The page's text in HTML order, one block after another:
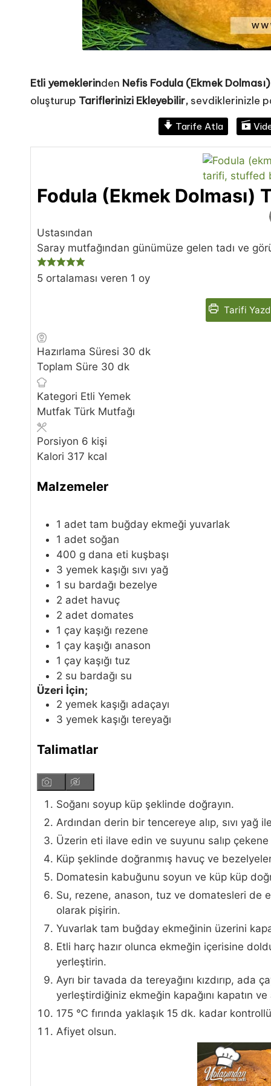
Etli yemeklerinden Nefis Fodula (Ekmek
oluşturup Tariflerinizi Ekleyebilir, sevdiklerinizle
Tarife Atla
Fodula (Ekmek Dolması)
Ustasından
Saray mutfağından günümüze gelen tadı ve
5 ortalaması veren 1 oy
Tarifi
Hazırlama Süresi 30 dakika
dk
Toplam Süre 30 dakika
dk
Kategori Etli Yemek
Mutfak Türk Mutfağı
Porsiyon 6 kişi
Kalori 317 kcal
Malzemeler
1 adet tam buğday ekmeği yuvarlak
1 adet soğan
400 g dana eti kuşbaşı
3 yemek kaşığı sıvı yağ
1 su bardağı bezelye
2 adet havuç
2 adet domates
1 çay kaşığı rezene
1 çay kaşığı anason
1 çay kaşığı tuz
2 su bardağı su
Üzeri İçin;
2 yemek kaşığı adaçayı
3 yemek kaşığı tereyağı
Talimatlar
Soğanı soyup küp şeklinde doğrayın.
Ardından derin bir tencereye alıp, sıvı yağ
Üzerin eti ilave edin ve suyunu salıp
Küp şeklinde doğranmış havuç ve
Domatesin kabuğunu soyun ve küp küp
Su, rezene, anason, tuz ve domatesleri de
olarak pişirin.
Yuvarlak tam buğday ekmeğinin üzerini
Etli harç hazır olunca ekmeğin içerisine
yerleştirin.
Ayrı bir tavada da tereyağını kızdırıp, ada
yerleştirdiğiniz ekmeğin kapağını kapatın
175 ℃ fırında yaklaşık 15 dk. kadar
Afiyet olsun.